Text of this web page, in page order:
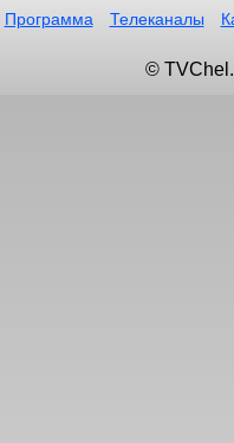
Программа Телеканалы
©